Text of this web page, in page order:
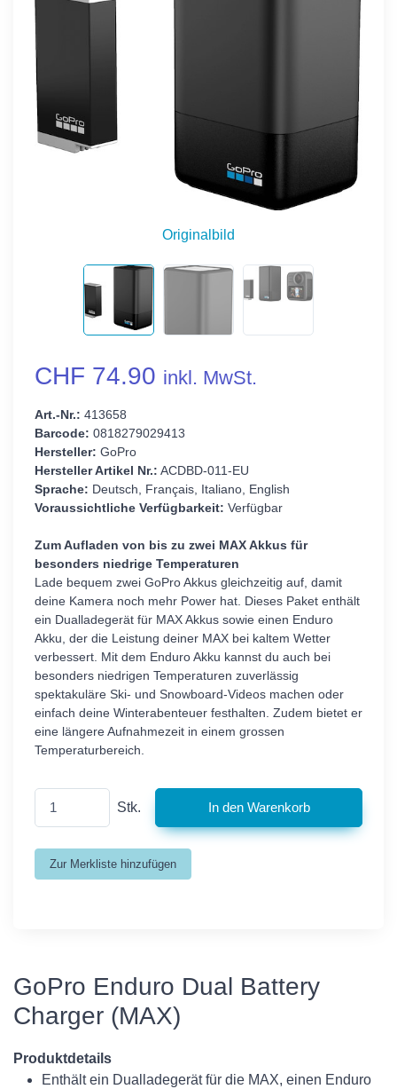
Originalbild
CHF 74.90 inkl. MwSt.
Art.-Nr.: 413658
Barcode: 0818279029413
Hersteller: GoPro
Hersteller Artikel Nr.: ACDBD-011-EU
Sprache: Deutsch, Français, Italiano, English
Voraussichtliche Verfügbarkeit: Verfügbar
Zum Aufladen von bis zu zwei MAX Akkus für
besonders niedrige Temperaturen
Lade bequem zwei GoPro Akkus gleichzeitig auf, damit
deine Kamera noch mehr Power hat. Dieses Paket enthält
ein Dualladegerät für MAX Akkus sowie einen Enduro
Akku, der die Leistung deiner MAX bei kaltem Wetter
verbessert. Mit dem Enduro Akku kannst du auch bei
besonders niedrigen Temperaturen zuverlässig
spektakuläre Ski- und Snowboard-Videos machen oder
einfach deine Winterabenteuer festhalten. Zudem bietet er
eine längere Aufnahmezeit in einem grossen
Temperaturbereich.
Stk.
GoPro Enduro Dual Battery
Charger (MAX)
Produktdetails
Enthält ein Dualladegerät für die MAX, einen Enduro